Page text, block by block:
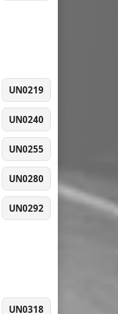
UN0219
UN0240
UN0255
UN0280
UN0292
UN0318